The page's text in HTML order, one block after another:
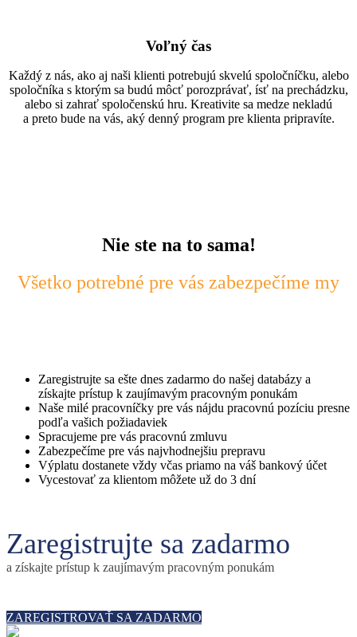
Voľný čas
Každý z nás, ako aj naši klienti potrebujú skvelú spoločníčku, alebo
spoločníka s ktorým sa budú môcť porozprávať, ísť na prechádzku,
alebo si zahrať spoločenskú hru. Kreativite sa medze nekladú
a preto bude na vás, aký denný program pre klienta pripravíte.
Nie ste na to sama!
Všetko potrebné pre vás zabezpečíme my
Zaregistrujte sa ešte dnes zadarmo do našej databázy a
získajte prístup k zaujímavým pracovným ponukám
Naše milé pracovníčky pre vás nájdu pracovnú pozíciu presne
podľa vašich požiadaviek
Spracujeme pre vás pracovnú zmluvu
Zabezpečíme pre vás najvhodnejšiu prepravu
Výplatu dostanete vždy včas priamo na váš bankový účet
Vycestovať za klientom môžete už do 3 dní
Zaregistrujte sa zadarmo
a získajte prístup k zaujímavým pracovným ponukám
ZAREGISTROVAŤ SA ZADARMO